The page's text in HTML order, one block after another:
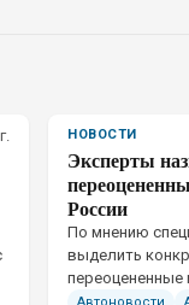
НОВОСТИ
Эксперты
России
По мнению
выделить
переоцененные
одной марки